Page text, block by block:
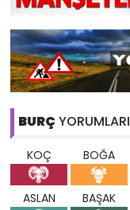
BURÇ YORUMLARI
KOÇ BOĞA
ASLAN BAŞAK